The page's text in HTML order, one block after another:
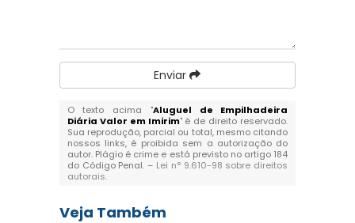
Enviar
O texto acima "Aluguel de Empilhadeira
Diária Valor em Imirim" é de direito reservado.
Sua reprodução, parcial ou total, mesmo citando
nossos links, é proibida sem a autorização do
autor. Plágio é crime e está previsto no artigo 184
do Código Penal. – Lei n° 9.610-98 sobre direitos
autorais.
Veja Também